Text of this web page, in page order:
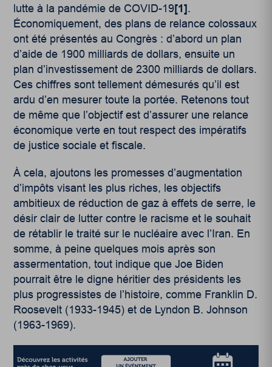
lutte à la pandémie de COVID-19[1].
Économiquement, des plans de relance colossaux
ont été présentés au Congrès : d’abord un plan
d’aide de 1900 milliards de dollars, ensuite un
plan d’investissement de 2300 milliards de dollars.
Ces chiffres sont tellement démesurés qu’il est
ardu d’en mesurer toute la portée. Retenons tout
de même que l’objectif est d’assurer une relance
économique verte en tout respect des impératifs
de justice sociale et fiscale.
À cela, ajoutons les promesses d’augmentation
d’impôts visant les plus riches, les objectifs
ambitieux de réduction de gaz à effets de serre, le
désir clair de lutter contre le racisme et le souhait
de rétablir le traité sur le nucléaire avec l’Iran. En
somme, à peine quelques mois après son
assermentation, tout indique que Joe Biden
pourrait être le digne héritier des présidents les
plus progressistes de l’histoire, comme Franklin D.
Roosevelt (1933-1945) et de Lyndon B. Johnson
(1963-1969).